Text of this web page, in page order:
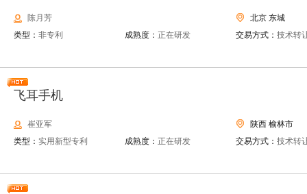
陈月芳
北京 东城
类型： 非专利 成熟度： 正在研发 交易方式： 技术转
飞耳手机
崔亚军
陕西 榆林市
类型： 实用新型专利 成熟度： 正在研发 交易方式： 技术转